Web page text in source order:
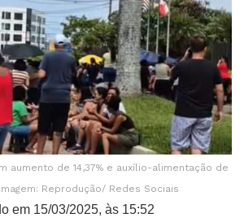
aumento de 14,37% e auxílio-alimentação de
Reprodução/ Redes Sociais
em 15/03/2025, às 15:52